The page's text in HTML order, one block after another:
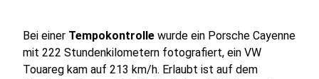
Bei einer Tempokontrolle wurde ein Porsche Cayenne
mit 222 Stundenkilometern fotografiert, ein VW
Touareg kam auf 213 km/h. Erlaubt ist auf dem